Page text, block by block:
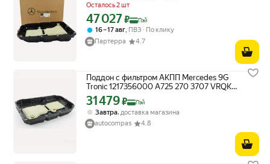
Осталось 2 шт
Цена с картой Яндекс Пэй 47027 ₽ вместо
47 027₽ Пэй
16 – 17 авг ПВЗ
По клику
Партерра
4.7
Поддон с фильтром АКПП Mercedes 9G
Tronic 1217356000 A725 270 3707 VRQK
G
Цена с картой Яндекс Пэй 31479 ₽ вместо
31 479₽ Пэй
Завтра, доставка магазина
autocompas
4.8